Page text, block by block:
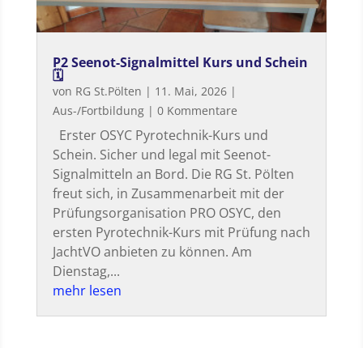
P2 Seenot-Signalmittel Kurs und Schein
🗓
von RG St.Pölten | 11. Mai, 2026|
Aus-/Fortbildung| 0 Kommentare
Erster OSYC Pyrotechnik-Kurs und
Schein. Sicher und legal mit Seenot-
Signalmitteln an Bord. Die RG St. Pölten
freut sich, in Zusammenarbeit mit der
Prüfungsorganisation PRO OSYC, den
ersten Pyrotechnik-Kurs mit Prüfung nach
JachtVO anbieten zu können. Am
Dienstag,...
mehr lesen